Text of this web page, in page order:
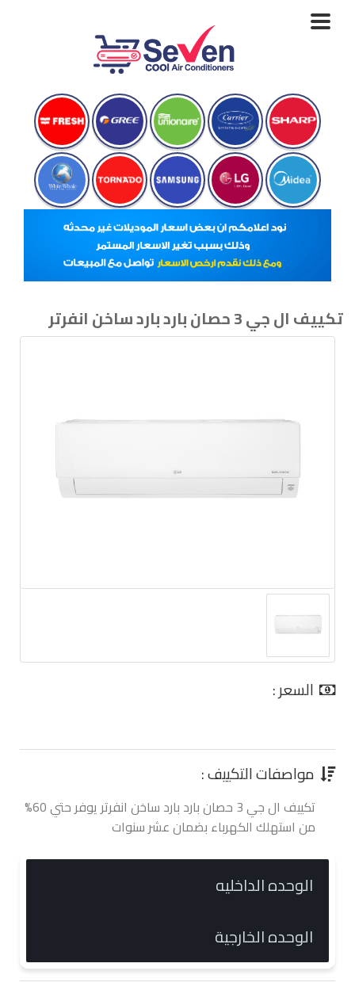
Toggle
تكييف ال جي 3 حصان بارد بارد ساخن انفرتر
السعر :
مواصفات التكييف :
تكييف ال جي 3 حصان بارد بارد ساخن انفرتر يوفر حتي 60%
من استهلك الكهرباء بضمان عشر سنوات
الوحده الداخليه
الوحده الخارجية